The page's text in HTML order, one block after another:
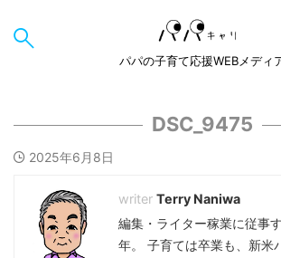
パパの子育て応援WEBメディ
DSC_9475
2025年6月8日
Terry Naniwa
編集・ライター稼業に従事
年。 子育ては卒業も、新米